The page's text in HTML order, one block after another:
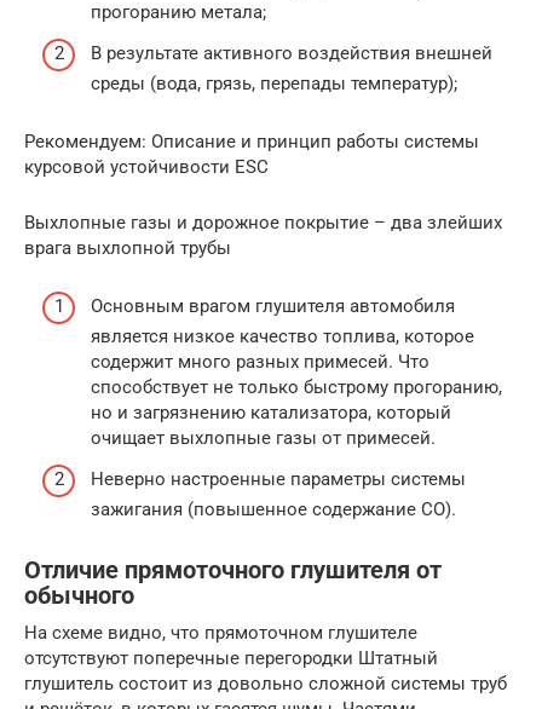
прогоранию метала;
В результате активного воздействия внешней
среды (вода, грязь, перепады температур);
Рекомендуем: Описание и принцип работы системы
курсовой устойчивости ESC
Выхлопные газы и дорожное покрытие – два злейших
врага выхлопной трубы
Основным врагом глушителя автомобиля
является низкое качество топлива, которое
содержит много разных примесей. Что
способствует не только быстрому прогоранию,
но и загрязнению катализатора, который
очищает выхлопные газы от примесей.
Неверно настроенные параметры системы
зажигания (повышенное содержание CO).
Отличие прямоточного глушителя от
обычного
На схеме видно, что прямоточном глушителе
отсутствуют поперечные перегородки Штатный
глушитель состоит из довольно сложной системы труб